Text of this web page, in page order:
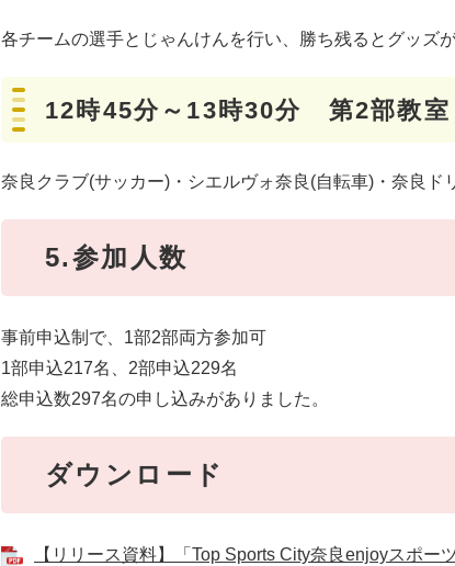
各チームの選手とじゃんけんを行い、勝ち残るとグッズ
12時45分～13時30分 第2部教室
奈良クラブ(サッカー)・シエルヴォ奈良(自転車)・奈良ド
5.参加人数
事前申込制で、1部2部両方参加可
1部申込217名、2部申込229名
総申込数297名の申し込みがありました。
ダウンロード
【リリース資料】「Top Sports City奈良enjoyスポ